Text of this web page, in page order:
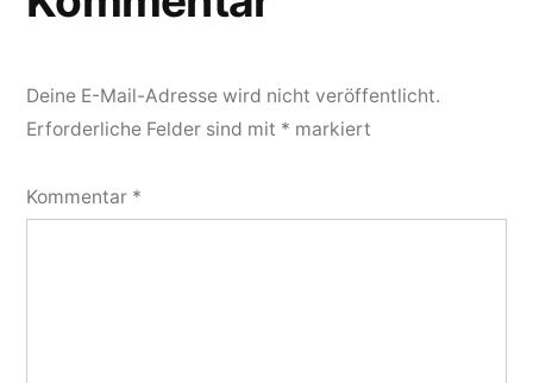
Deine E-Mail-Adresse wird nicht veröffentlicht.
Erforderliche Felder sind mit * markiert
Kommentar *